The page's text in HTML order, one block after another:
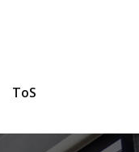
ToS